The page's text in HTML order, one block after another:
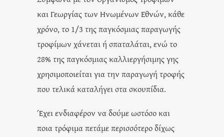
και Γεωργίας των Ηνωμένων Εθνών, κάθε
χρόνο, το 1/3 της παγκόσμιας παραγωγής
τροφίμων χάνεται ή σπαταλάται, ενώ το
28% της παγκόσμιας καλλιεργήσιμης γης
χρησιμοποιείται για την παραγωγή τροφής
που τελικά καταλήγει στα σκουπίδια.
Έχει ενδιαφέρον να δούμε ωστόσο και
ποια τρόφιμα πετάμε περισσότερο δίχως